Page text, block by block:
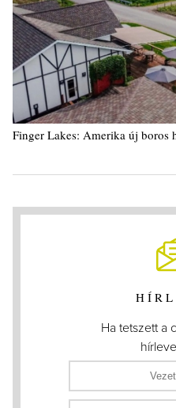
Finger Lakes: Amerika új boros
Ha tetszett a